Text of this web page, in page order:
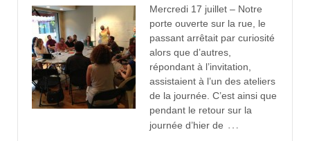
Mercredi 17 juillet – Notre
porte ouverte sur la rue, le
passant arrêtait par curiosité
alors que d’autres,
répondant à l’invitation,
assistaient à l’un des ateliers
de la journée. C’est ainsi que
pendant le retour sur la
journée d’hier de …